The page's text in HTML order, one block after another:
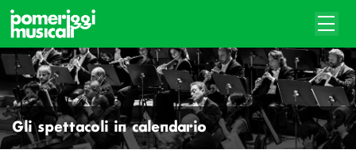
Gli spettacoli in calendario